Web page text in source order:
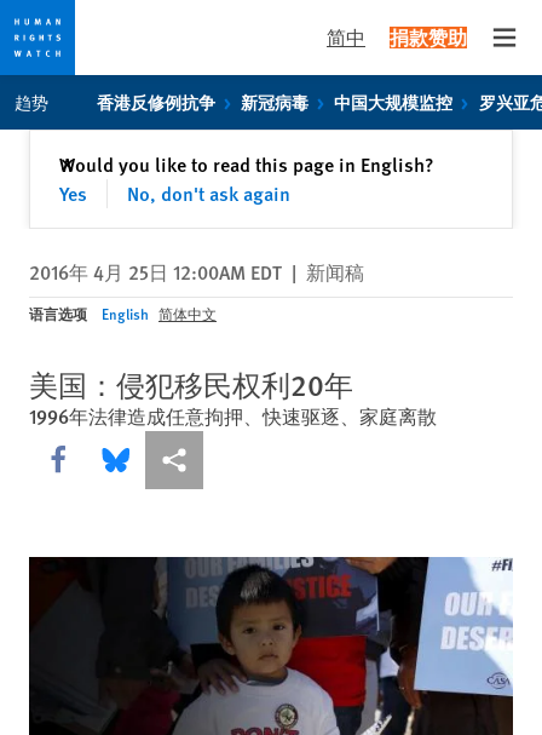
Skip
to
privacy
Skip
to
content
简中 捐款赞助
趋势 香港反修例抗争 新冠病毒 中国大规模监控 罗兴亚
Would you like to read this page in English?
Yes
No, don't ask again
✕关闭
2016年 4月 25日 12:00AM EDT | 新闻稿
语言选项 English 简体中文
美国：侵犯移民权利20年
1996年法律造成任意拘押、快速驱逐、家庭离散
Share this via Facebook
Share this via Bluesky
More sharing options